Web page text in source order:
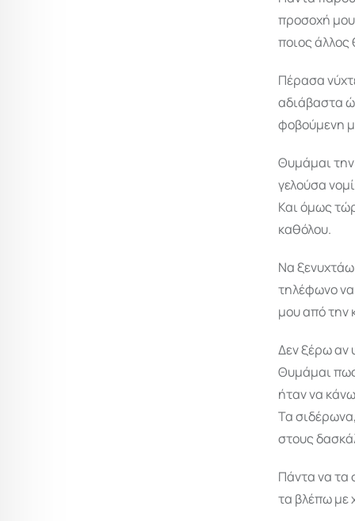
προσοχή
ποιος άλλος
Πέρασα
αδιάβαστα
φοβούμενη
Θυμάμαι
γελούσα
Και όμως
καθόλου.
Να
τηλέφωνο
μου από την
Δεν ξέρω αν
Θυμάμαι
ήταν να
Τα
στους
Πάντα να τα
τα βλέπω με